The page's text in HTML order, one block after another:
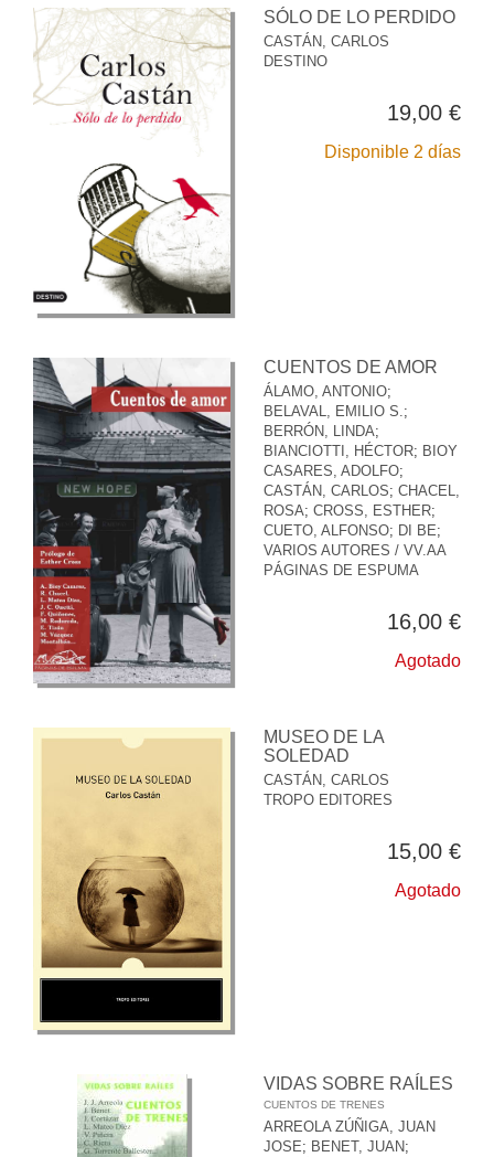
SÓLO DE LO PERDIDO
CASTÁN, CARLOS
DESTINO
19,00 €
Disponible 2 días
CUENTOS DE AMOR
ÁLAMO, ANTONIO;
BELAVAL, EMILIO S. ;
BERRÓN, LINDA;
BIANCIOTTI, HÉCTOR; BIOY
CASARES, ADOLFO;
CASTÁN, CARLOS; CHACEL,
ROSA; CROSS, ESTHER;
CUETO, ALFONSO; DI BE;
VARIOS AUTORES / VV.AA
PÁGINAS DE ESPUMA
16,00 €
Agotado
MUSEO DE LA
SOLEDAD
CASTÁN, CARLOS
TROPO EDITORES
15,00 €
Agotado
VIDAS SOBRE RAÍLES
CUENTOS DE TRENES
ARREOLA ZÚÑIGA, JUAN
JOSE; BENET, JUAN;